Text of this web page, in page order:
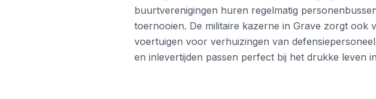
buurtverenigingen huren regelmatig
toernooien. De militaire kazerne in Grave zorgt ook
voertuigen voor verhuizingen van
en inlevertijden passen perfect bij het drukke leven